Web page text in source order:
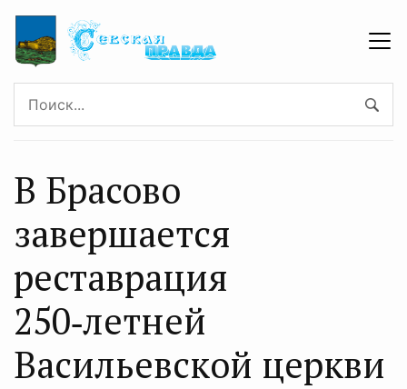
В Брасово
завершается
реставрация
250‑летней
Васильевской церкви